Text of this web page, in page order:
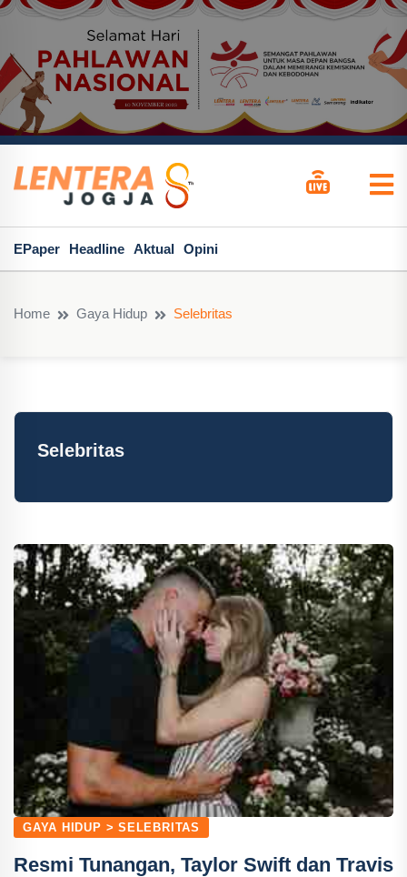
EPaper Headline Aktual Opini
Home Gaya Hidup Selebritas
Selebritas
GAYA HIDUP > SELEBRITAS
Resmi Tunangan, Taylor Swift dan Travis